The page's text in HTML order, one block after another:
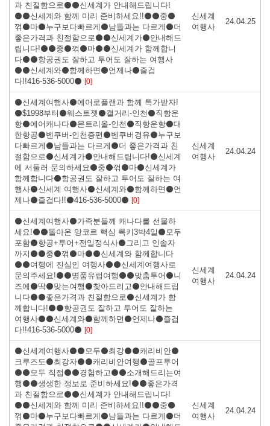
과 친절함으로⚫⚫신세계가 안내해드립니다!
⚫⚫신세계와 함께 미리 준비하세요!!⚫⚫중⚫
꺾⚫마⚫누구보다빠르게⚫남들과는 다르게⚫더
좋은가격과 친절함으로⚫⚫신세계가⚫안내해드
립니다!⚫⚫중⚫꺾⚫마⚫⚫신세계가 함께합니
다⚫⚫항공권도 잘하고 투어도 잘하는 여행사
⚫⚫신세계와⚫함께하면⚫언제나⚫즐겁
다!!416-536-5000⚫ [0]
신세계
여행사
24.04.25
⚫신세계여행사⚫에어로플랜과 함께 특가받자!
⚫$1998부터⚫웨스트젯⚫캘거리-인천⚫직항운
항⚫에어캐나다⚫몬트리올-인천⚫직항운항⚫대
한항공⚫벤쿠버-인천증편⚫벤쿠버경유⚫누구보
다빠르게⚫남들과는 다르게⚫더 좋은가격과 친
절함으로⚫신세계가⚫안내해드립니다!⚫신세계
에 서둘러 문의하세요⚫중⚫꺾⚫마⚫신세계가
함께합니다⚫항공권도 잘하고 투어도 잘하는 여
행사⚫신세계 여행사⚫신세계와⚫함께하면⚫언
제나⚫즐겁다!!⚫416-536-5000⚫ [0]
신세계
여행사
24.04.24
⚫신세계여행사⚫가족분들께 캐나다를 선물하
세요!⚫⚫돌아온 앙코르 핵심 록키3박4일⚫모두
포함⚫항공+투어+전일정식사⚫그리고 인솔자
까지⚫⚫중⚫꺾⚫마⚫⚫신세계와 함께합니다
⚫⚫여행에 진심인 여행사⚫⚫신세계여행사로
문의주세요!⚫⚫명품유럽여행⚫⚫맞춤투어⚫니
즈에⚫딱⚫맞는여행⚫찾아드리고⚫안내해드립
니다⚫⚫좋은가격과 친절함으로⚫신세계가 함
께합니다!⚫⚫항공권도 잘하고 투어도 잘하는
여행사⚫⚫신세계와⚫함께하면⚫언제나⚫즐겁
다!!416-536-5000⚫ [0]
신세계
여행사
24.04.24
⚫신세계여행사⚫⚫모두⚫최강⚫⚫캐리비안⚫
크루즈도⚫최강자⚫⚫캐리비안여행⚫골프투어
⚫⚫모두 직접⚫⚫경험하고⚫⚫소개해드리는여
행⚫⚫생생한 정보로 준비하세요!⚫⚫좋은가격
과 친절함으로⚫⚫신세계가 안내해드립니다!
⚫⚫신세계와 함께 미리 준비하세요!!⚫⚫중⚫
꺾⚫마⚫누구보다빠르게⚫남들과는 다르게⚫더
신세계
여행사
24.04.24